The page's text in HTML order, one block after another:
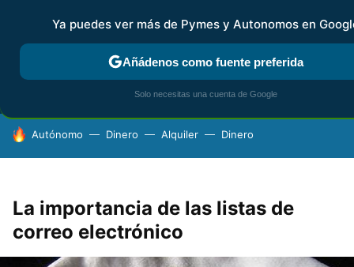
MENÚ NUEVO
FISCALIDAD Y CONTABILIDAD KIT DIGITAL
HOY SE HABLA DE
Autónomo Dinero Alquiler Dinero
La importancia de las listas de
correo electrónico
Ya puedes ver más de Pymes y Autonomos en
Añádenos como fuente preferida
Solo necesitas una cuenta de Google